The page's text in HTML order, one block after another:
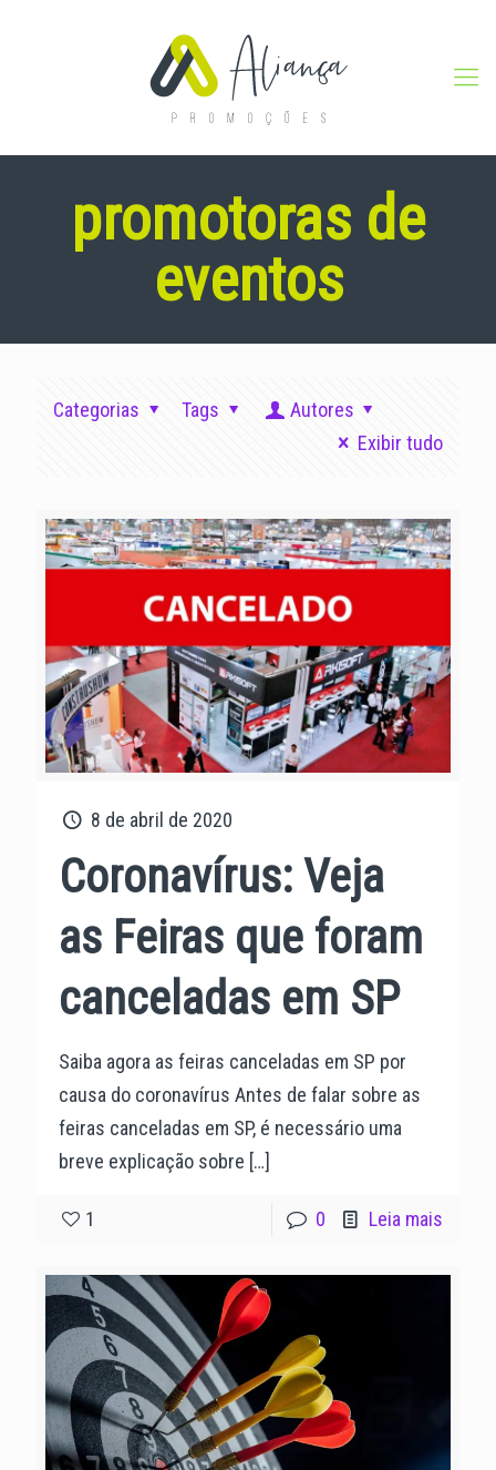
promotoras de
eventos
Categorias Tags
Autores
Exibir tudo
8 de abril de 2020
Coronavírus: Veja
as Feiras que foram
canceladas em SP
Saiba agora as feiras canceladas em SP por
causa do coronavírus Antes de falar sobre as
feiras canceladas em SP, é necessário uma
breve explicação sobre […]
1 0 Leia mais